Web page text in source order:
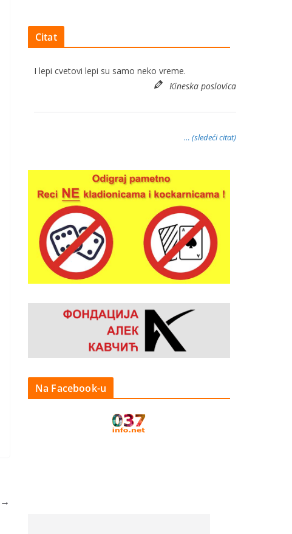
→
Citat
I lepi cvetovi lepi su samo neko vreme.
Kineska poslovica
… (sledeći citat)
Na Facebook-u